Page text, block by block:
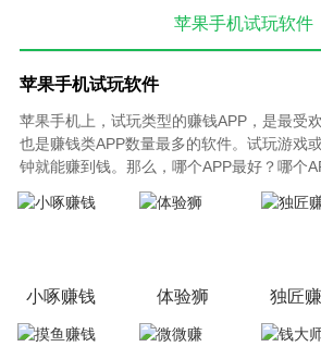
苹果手机试玩软件
苹果手机试玩软件
苹果手机上，试玩类型的赚钱APP，是最受
也是赚钱类APP数量最多的软件。试玩游戏
钟就能赚到钱。那么，哪个APP最好？哪个
玩赚钱app软件排行榜，根据试玩任务数量、
提现快慢程度以及平台存在历史等因素综合
小啄赚钱 体验狮 独匠